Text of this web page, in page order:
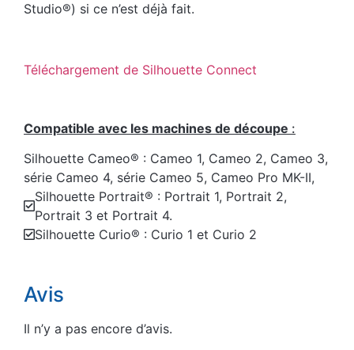
Studio®) si ce n’est déjà fait.
Téléchargement de Silhouette Connect
Compatible avec les machines de découpe :
Silhouette Cameo® : Cameo 1, Cameo 2, Cameo 3,
série Cameo 4, série Cameo 5, Cameo Pro MK-II,
Silhouette Portrait® : Portrait 1, Portrait 2,
Portrait 3 et Portrait 4.
Silhouette Curio® : Curio 1 et Curio 2
Avis
Il n’y a pas encore d’avis.